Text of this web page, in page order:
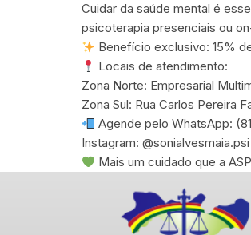
Cuidar da saúde mental é
psicoterapia presenciais ou
Benefício exclusivo: 15%
Locais de atendimento:
Zona Norte: Empresarial
Zona Sul: Rua Carlos Pereira
Agende pelo WhatsApp:
Instagram: @sonialvesmaia.psi
Mais um cuidado que a